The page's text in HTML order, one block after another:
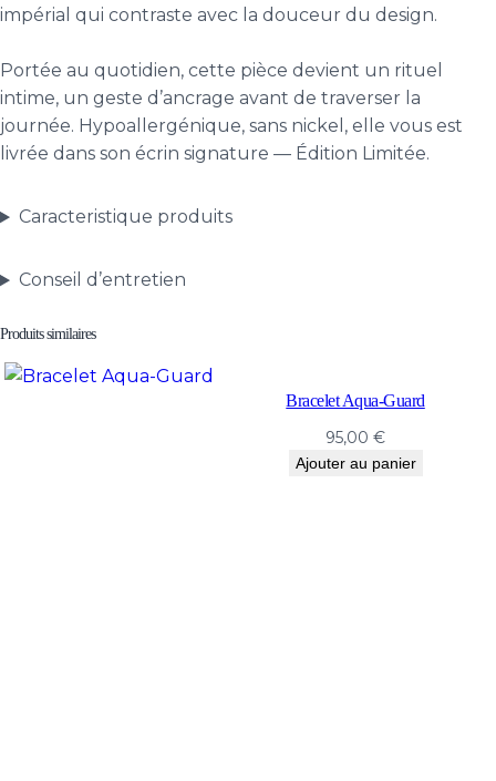
impérial qui contraste avec la douceur du design.
Portée au quotidien, cette pièce devient un rituel
intime, un geste d’ancrage avant de traverser la
journée. Hypoallergénique, sans nickel, elle vous est
livrée dans son écrin signature — Édition Limitée.
Caracteristique produits
Conseil d’entretien
Produits similaires
Bracelet Aqua-Guard
95,00€
Ajouter au panier